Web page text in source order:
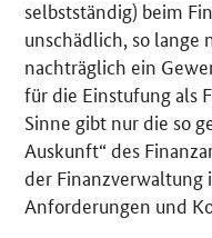
selbstständig) beim
unschädlich, so lange
nachträglich ein
für die Einstufung als
Sinne gibt nur die so
Auskunft“ des
der
Anforderungen und